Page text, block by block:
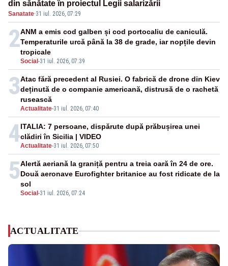
din sănătate în proiectul Legii salarizării
Sanatate·31 iul. 2026, 07:29
2
Social -31 iul. 2026, 07:39
ANM a emis cod galben și cod portocaliu de caniculă.
Temperaturile urcă până la 38 de grade, iar nopțile devin
tropicale
3
Actualitate-31 iul. 2026, 07:40
Atac fără precedent al Rusiei. O fabrică de drone din Kiev
deținută de o companie americană, distrusă de o rachetă
rusească
4Actualitate-31 iul. 2026, 07:50
ITALIA: 7 persoane, dispărute după prăbușirea unei
clădiri în Sicilia | VIDEO
5
Social -31 iul. 2026, 07:24
Alertă aeriană la graniță pentru a treia oară în 24 de ore.
Două aeronave Eurofighter britanice au fost ridicate de la
sol
ACTUALITATE